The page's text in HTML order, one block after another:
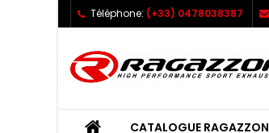
Téléphone: (+33) 0478038387
CATALOGUE RAGAZZON